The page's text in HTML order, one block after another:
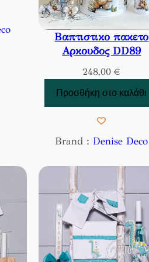
179,00 €.
Βαπτιστικο πακετο
Αρκουδος DD89
248,00 €
Προσθήκη στο καλάθι
Brand :Denise Deco